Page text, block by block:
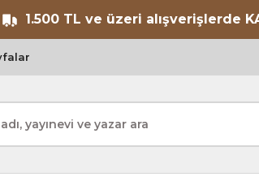
1.500 TL ve üzeri alışverişlerde